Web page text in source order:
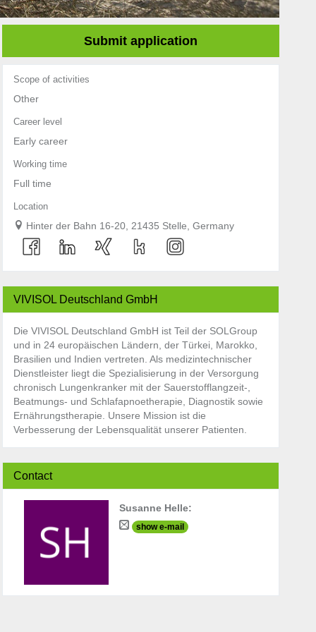
Submit application
Scope of activities
Other
Career level
Early career
Working time
Full time
Location
Hinter der Bahn 16-20, 21435 Stelle, Germany
VIVISOL Deutschland GmbH
Die VIVISOL Deutschland GmbH ist Teil der SOLGroup
und in 24 europäischen Ländern, der Türkei, Marokko,
Brasilien und Indien vertreten. Als medizintechnischer
Dienstleister liegt die Spezialisierung in der Versorgung
chronisch Lungenkranker mit der Sauerstofflangzeit-,
Beatmungs- und Schlafapnoetherapie, Diagnostik sowie
Ernährungstherapie. Unsere Mission ist die
Verbesserung der Lebensqualität unserer Patienten.
Contact
Susanne Helle:
show e-mail